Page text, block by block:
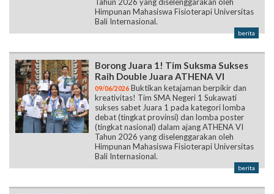
Tahun 2026 yang diselenggarakan oleh
Himpunan Mahasiswa Fisioterapi Universitas
Bali Internasional.
berita
Borong Juara 1! Tim Suksma Sukses
Raih Double Juara ATHENA VI
09/06/2026 Buktikan ketajaman berpikir dan
kreativitas! Tim SMA Negeri 1 Sukawati
sukses sabet Juara 1 pada kategori lomba
debat (tingkat provinsi) dan lomba poster
(tingkat nasional) dalam ajang ATHENA VI
Tahun 2026 yang diselenggarakan oleh
Himpunan Mahasiswa Fisioterapi Universitas
Bali Internasional.
berita